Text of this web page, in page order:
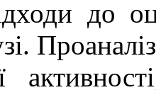
до